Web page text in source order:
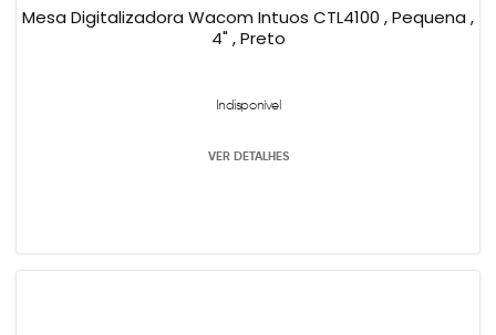
Mesa Digitalizadora Wacom Intuos CTL4100 , Pequena ,
4" , Preto
Indisponível
VER DETALHES